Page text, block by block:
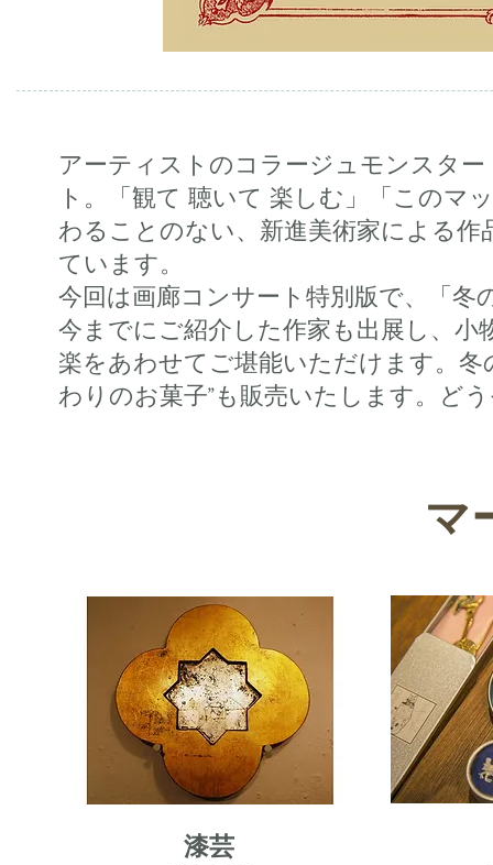
アーティストのコラージュモンスタ
ト。「観て 聴いて 楽しむ」「このマ
わることのない、新進美術家による
ています。
今回は画廊コンサート特別版で、「
今までにご紹介した作家も出展し、
楽をあわせてご堪能いただけます。
わりのお菓子”も販売いたします。ど
マ
漆芸